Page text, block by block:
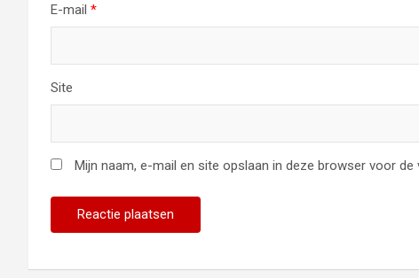
E-mail *
Site
Mijn naam, e-mail en site opslaan in deze browser voor de